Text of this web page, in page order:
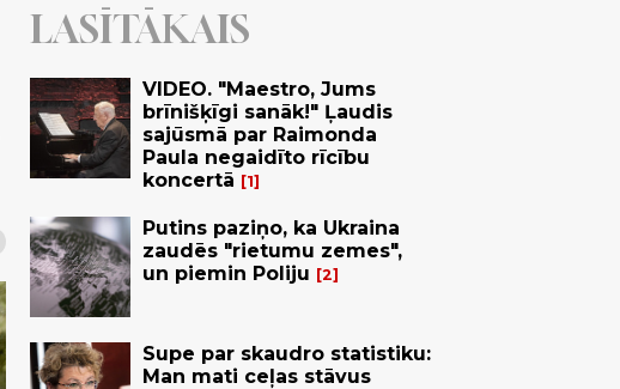
LASĪTĀKAIS
VIDEO. "Maestro, Jums
brīnišķīgi sanāk!" Ļaudis
sajūsmā par Raimonda
Paula negaidīto rīcību
koncertā
1
Putins paziņo, ka Ukraina
zaudēs "rietumu zemes",
un piemin Poliju
2
Supe par skaudro statistiku:
Man mati ceļas stāvus